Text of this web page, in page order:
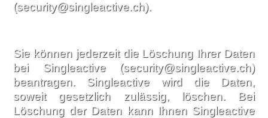
(security@singleactive.ch).
Sie können jederzeit die Löschung Ihrer Daten
bei Singleactive (security@singleactive.ch)
beantragen. Singleactive wird die Daten,
soweit gesetzlich zulässig, löschen. Bei
Löschung der Daten kann Ihnen Singleactive